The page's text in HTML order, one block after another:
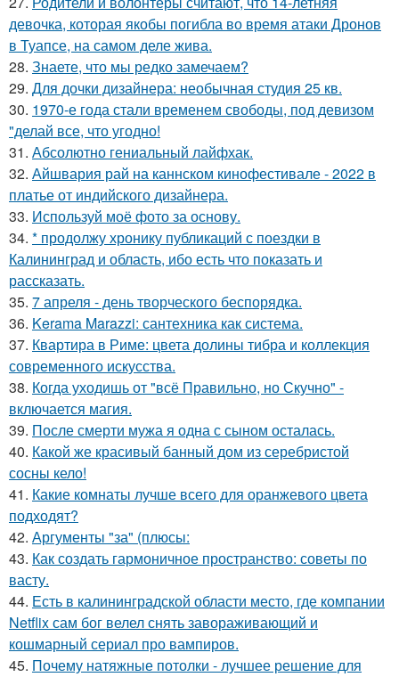
девочка, которая якобы погибла во время атаки Дронов
в Туапсе, на самом деле жива.
28. Знаете, что мы редко замечаем?
29. Для дочки дизайнера: необычная студия 25 кв.
30. 1970-е года стали временем свободы, под девизом
"делай все, что угодно!
31. Абсолютно гениальный лайфхак.
32. Айшвария рай на каннском кинофестивале - 2022 в
платье от индийского дизайнера.
33. Используй моё фото за основу.
34. * продолжу хронику публикаций с поездки в
Калининград и область, ибо есть что показать и
рассказать.
35. 7 апреля - день творческого беспорядка.
36. Kerama Marazzi: сантехника как система.
37. Квартира в Риме: цвета долины тибра и коллекция
современного искусства.
38. Когда уходишь от "всё Правильно, но Скучно" -
включается магия.
39. После смерти мужа я одна с сыном осталась.
40. Какой же красивый банный дом из серебристой
сосны кело!
41. Какие комнаты лучше всего для оранжевого цвета
подходят?
42. Аргументы "за" (плюсы:
43. Как создать гармоничное пространство: советы по
васту.
44. Есть в калининградской области место, где компании
Netflix сам бог велел снять завораживающий и
кошмарный сериал про вампиров.
45. Почему натяжные потолки - лучшее решение для